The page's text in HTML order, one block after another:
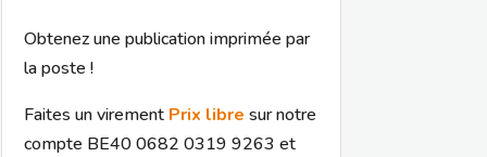
Obtenez une publication imprimée par
la poste !
Faites un virement Prix libre sur notre
compte BE40 0682 0319 9263 et